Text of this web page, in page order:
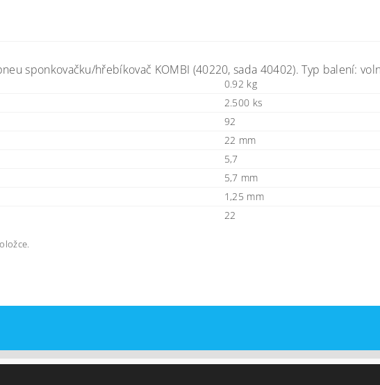
sponkovačku/hřebíkovač KOMBI (40220, sada 40402). Typ balení:
0.92 kg
2.500 ks
92
22 mm
5,7
5,7 mm
1,25 mm
22